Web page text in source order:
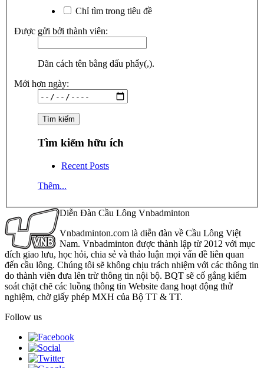
Chỉ tìm trong tiêu đề
Được gửi bởi thành viên:
Dãn cách tên bằng dấu phẩy(,).
Mới hơn ngày:
Tìm kiếm hữu ích
Recent Posts
Thêm...
Diễn Đàn Cầu Lông Vnbadminton
Vnbadminton.com là diễn đàn về Cầu Lông Việt
Nam. Vnbadminton được thành lập từ 2012 với mục
đích giao lưu, học hỏi, chia sẻ và thảo luận mọi vấn đề liên quan
đến cầu lông. Chúng tôi sẽ không chịu trách nhiệm với các thông tin
do thành viên đưa lên trừ thông tin nội bộ. BQT sẽ cố gắng kiểm
soát chặt chẽ các luồng thông tin Website đang hoạt động thử
nghiệm, chờ giấy phép MXH của Bộ TT & TT.
Follow us